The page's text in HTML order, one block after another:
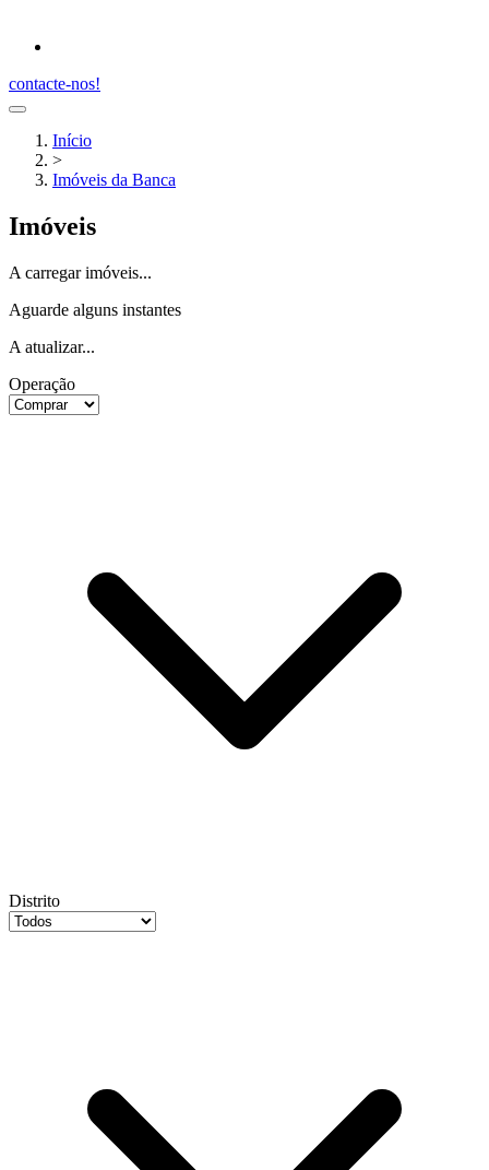
contacte-nos!
Início
>
Imóveis da Banca
Imóveis
A carregar imóveis...
Aguarde alguns instantes
A atualizar...
Operação
Distrito